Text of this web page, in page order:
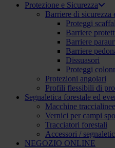
Protezione e Sicurezza
Barriere di sicurezza
Proteggi
Barriere
Barriere
Barriere
Dissuasori
Proteggi
Protezioni angolari
Profili flessibili di
Segnaletica forestale ed
Macchine
Vernici per campi
Tracciatori forestali
Accessori /
NEGOZIO ONLINE